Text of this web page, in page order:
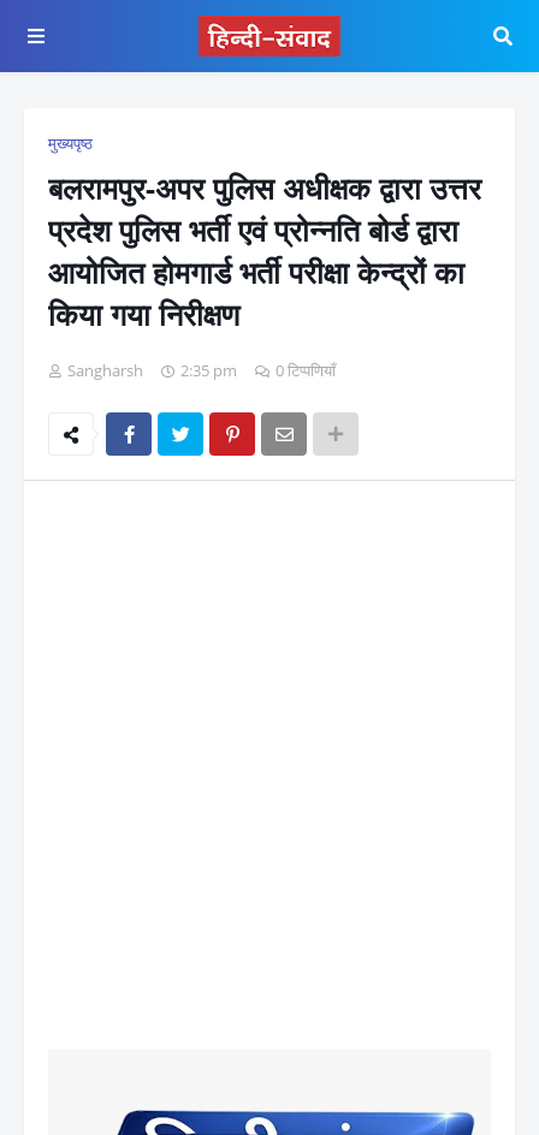
मुख्यपृष्ठ
बलरामपुर-अपर पुलिस अधीक्षक द्वारा उत्तर
प्रदेश पुलिस भर्ती एवं प्रोन्नति बोर्ड द्वारा
आयोजित होमगार्ड भर्ती परीक्षा केन्द्रों का
किया गया निरीक्षण
Sangharsh 2:35 pm 0 टिप्पणियाँ